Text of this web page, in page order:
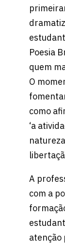
Poesia
quem
O
como
‘a
A
com a
atenção